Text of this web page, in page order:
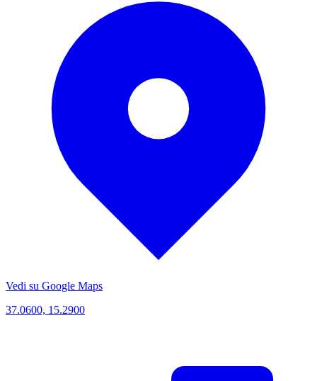
Vedi su Google Maps
37.0600, 15.2900